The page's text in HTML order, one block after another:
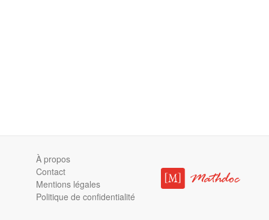
À propos
Contact
Mentions légales
Politique de confidentialité